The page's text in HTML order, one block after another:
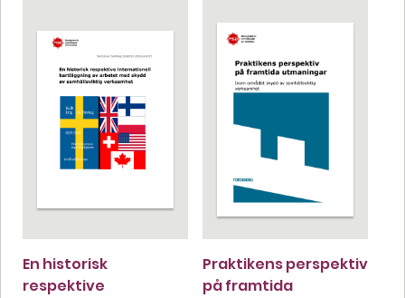
En historisk
respektive
Praktikens perspektiv
på framtida